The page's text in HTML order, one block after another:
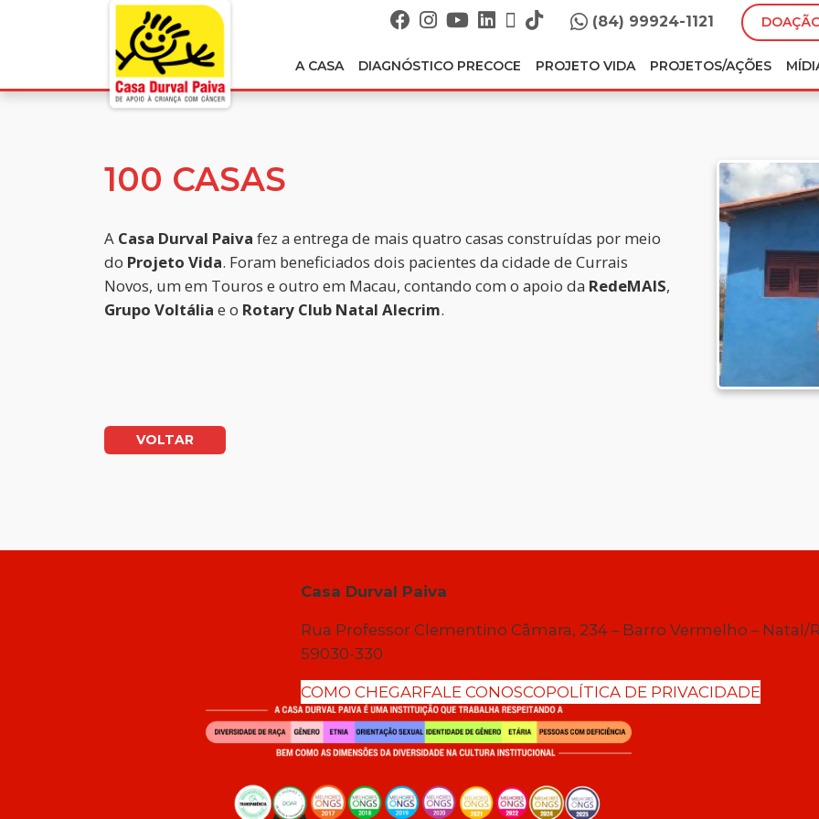
(84) 99924-1121
A CASA DIAGNÓSTICO PRECOCE PROJETO VIDA PROJETOS/AÇÕES
100 CASAS
A Casa Durval Paiva fez a entrega de mais quatro casas construídas por meio
do Projeto Vida. Foram beneficiados dois pacientes da cidade de Currais
Novos, um em Touros e outro em Macau, contando com o apoio da RedeMAIS,
Grupo Voltália e o Rotary Club Natal Alecrim.
VOLTAR
Casa Durval Paiva
Rua Professor Clementino Câmara, 234 – Barro Vermelho – Natal/
59030-330
COMO CHEGARFALE CONOSCOPOLÍTICA DE PRIVACIDADE